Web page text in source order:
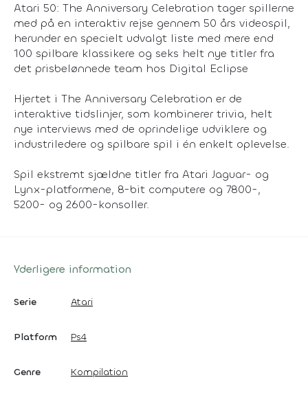
Atari 50: The Anniversary Celebration tager spillerne
med på en interaktiv rejse gennem 50 års videospil,
herunder en specielt udvalgt liste med mere end
100 spilbare klassikere og seks helt nye titler fra
det prisbelønnede team hos Digital Eclipse
Hjertet i The Anniversary Celebration er de
interaktive tidslinjer, som kombinerer trivia, helt
nye interviews med de oprindelige udviklere og
industriledere og spilbare spil i én enkelt oplevelse.
Spil ekstremt sjældne titler fra Atari Jaguar- og
Lynx-platformene, 8-bit computere og 7800-,
5200- og 2600-konsoller.
Yderligere information
Serie Atari
Platform Ps4
Genre Kompilation